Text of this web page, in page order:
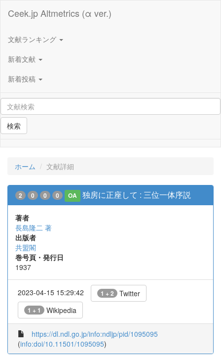
Ceek.jp Altmetrics (α ver.)
文献ランキング
新着文献
新着投稿
検索
ホーム 文献詳細
2 0 0 0 OA 独房に正座して : 三位一体序説
著者
長島隆二 著
出版者
共盟閣
巻号頁・発行日
1937
2023-04-15 15:29:42 1 + 2 Twitter
1 + 1 Wikipedia
https://dl.ndl.go.jp/info:ndljp/pid/1095095
(info:doi/10.11501/1095095)